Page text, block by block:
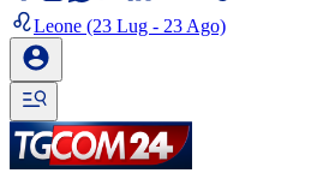
Leone (23 Lug - 23 Ago)